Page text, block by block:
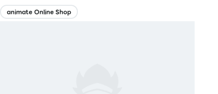
animate Online Shop